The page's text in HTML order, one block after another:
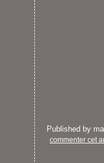
Published by
commenter cet